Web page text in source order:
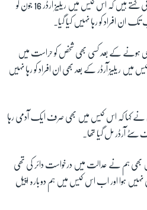
کہتے ہیں کہ اس کیس میں ریلیز آرڈر 16 جون کو
افراد کو رہا نہیں کیا گیا۔
ہونے کے بعد کسی بھی شخص کو حراست میں
ریلیز آرڈر کے بعد بھی ان افراد کو رہا نہیں
نے کہا کہ اس کیس میں بھی صرف ایک آدمی رہا
سٹے آرڈر مل گیا تھا۔
بھی ہم نے عدالت میں درخواست دائر کی تھی
نہیں ہوا اور اب اس کیس میں ہم دوبارہ اپیل